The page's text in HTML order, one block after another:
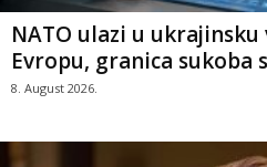
NATO ulazi u ukrajinsku
Evropu, granica sukoba
8. August 2026.